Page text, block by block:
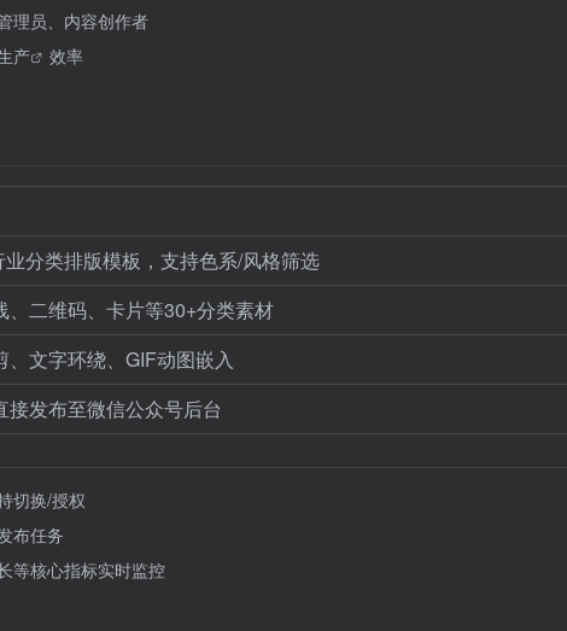
理员、内容创作者
产 效率
分类排版模板，支持色系/风格筛选
、二维码、卡片等30+分类素材
、文字环绕、GIF动图嵌入
接发布至微信公众号后台
切换/授权
布任务
等核心指标实时监控